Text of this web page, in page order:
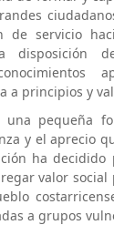
de servicio
disposición
a principios y
una pequeña
y el aprecio
ha decidido
valor
a grupos